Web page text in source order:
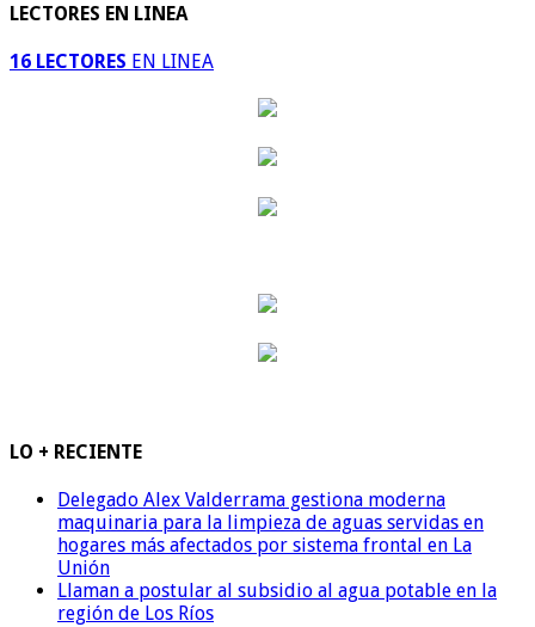
LECTORES EN LINEA
16 LECTORES EN LINEA
LO + RECIENTE
Delegado Alex Valderrama gestiona moderna
maquinaria para la limpieza de aguas servidas en
hogares más afectados por sistema frontal en La
Unión
Llaman a postular al subsidio al agua potable en la
región de Los Ríos